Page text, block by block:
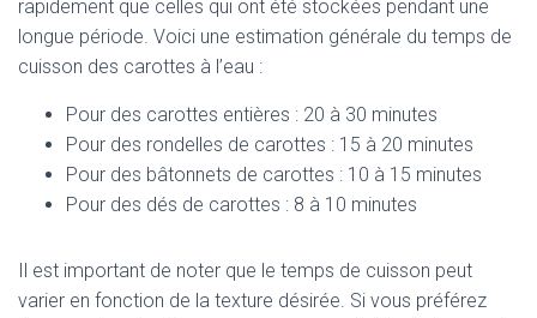
rapidement que celles qui ont été stockées pendant une
longue période. Voici une estimation générale du temps de
cuisson des carottes à l’eau :
Pour des carottes entières : 20 à 30 minutes
Pour des rondelles de carottes : 15 à 20 minutes
Pour des bâtonnets de carottes : 10 à 15 minutes
Pour des dés de carottes : 8 à 10 minutes
Il est important de noter que le temps de cuisson peut
varier en fonction de la texture désirée. Si vous préférez